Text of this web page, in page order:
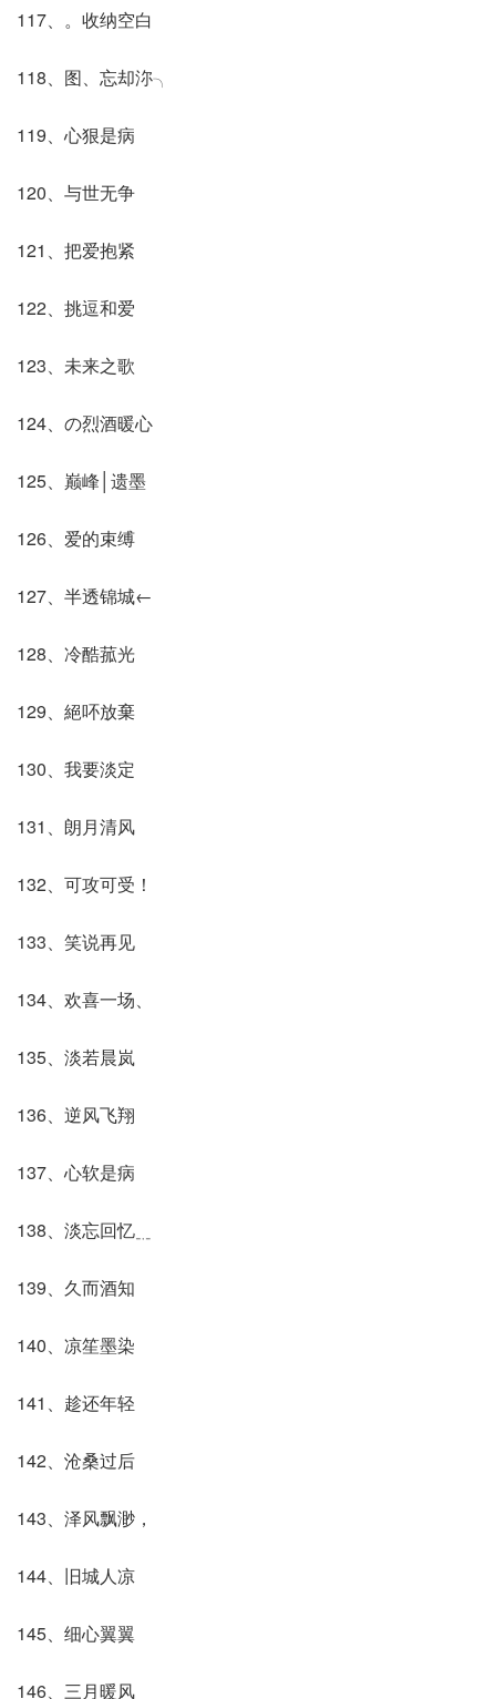
117、。收纳空白
118、图、忘却沵╮
119、心狠是病
120、与世无争
121、把爱抱紧
122、挑逗和爱
123、未来之歌
124、の烈酒暖心
125、巅峰│遗墨
126、爱的束缚
127、半透锦城←
128、冷酷菰光
129、絕吥放棄
130、我要淡定
131、朗月清风
132、可攻可受！
133、笑说再见
134、欢喜一场、
135、淡若晨岚
136、逆风飞翔
137、心软是病
138、淡忘回忆﹎
139、久而酒知
140、凉笙墨染
141、趁还年轻
142、沧桑过后
143、泽风飘渺，
144、旧城人凉
145、细心翼翼
146、三月暖风